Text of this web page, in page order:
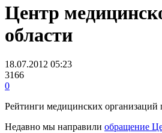
Центр
области
18.07.2012 05:23
3166
0
Рейтинги медицинских организаций
Недавно мы направили обращение